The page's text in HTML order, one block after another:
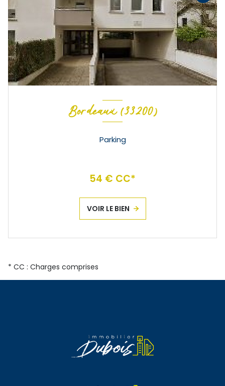
Bordeaux (33200)
Parking
54 € CC*
VOIR LE BIEN
* CC : Charges comprises